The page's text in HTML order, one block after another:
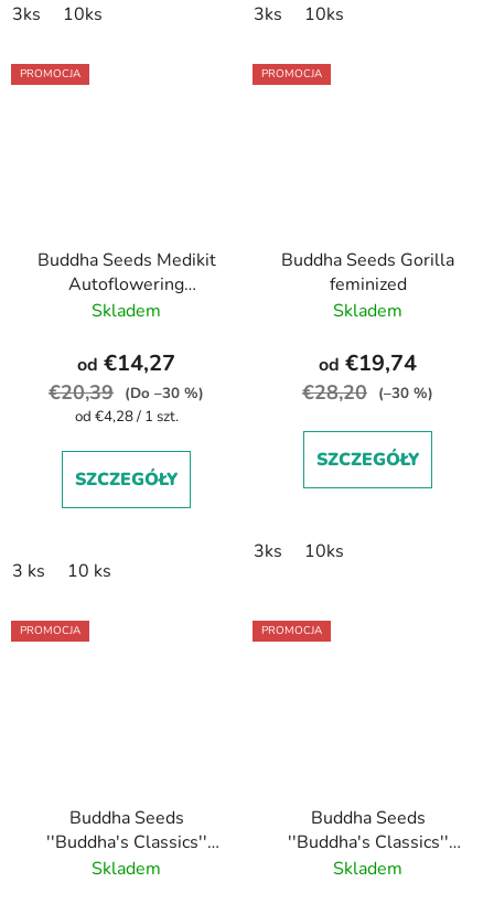
3ks 10ks 3ks 10ks
PROMOCJA
Buddha Seeds Medikit
Autoflowering
feminizovaná
Skladem
od €14,27
€20,39
(Do –30 %)
Cena
od €4,28 / 1 szt.
SZCZEGÓŁY
3 ks 10 ks
PROMOCJA
Buddha Seeds Gorilla
feminized
Skladem
od €19,74
€28,20 (–30 %)
SZCZEGÓŁY
3ks 10ks
PROMOCJA
Buddha Seeds
''Buddha's Classics''
Auto Diesel feminized
Skladem
PROMOCJA
Buddha Seeds
''Buddha's Classics''
Auto Critical feminized
Skladem